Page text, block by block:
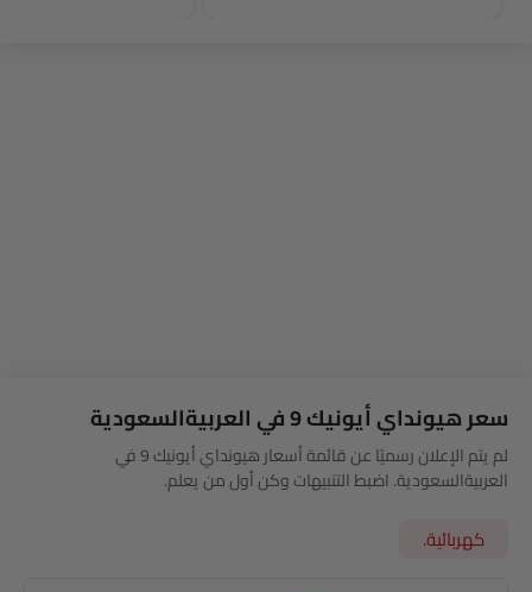
سعر هيونداي أيونيك 9 في العربيةالسعودية
لم يتم الإعلان رسميًا عن قائمة أسعار هيونداي أيونيك 9 في
العربيةالسعودية. اضبط التنبيهات وكن أول من يعلم.
كهربائية.